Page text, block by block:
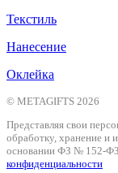
Текстиль
Нанесение
Оклейка
© METAGIFTS 2026
Представляя свои
обработку, хранение и
основании ФЗ № 152-ФЗ
конфиденциальности